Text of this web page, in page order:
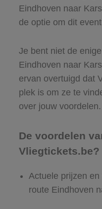
Eindhoven naar
de optie om dit
Je bent niet de
Eindhoven naar
ervan overtuigd dat
plek is om ze te
over jouw voordelen.
De voordelen
Vliegtickets.be?
Actuele prijzen
route Eindhoven